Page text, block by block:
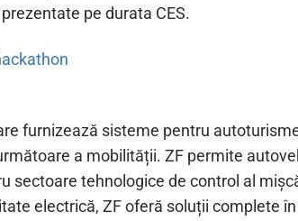
pe durata CES.
furnizează sisteme pentru
a mobilității. ZF permite
sectoare tehnologice de control al
electrică, ZF oferă soluții complete